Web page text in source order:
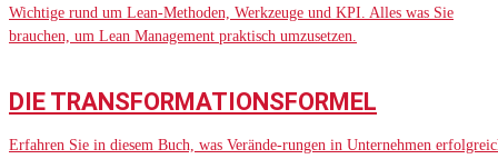
Wichtige rund um Lean-Methoden, Werkzeuge und KPI. Alles was Sie
brauchen, um Lean Management praktisch umzusetzen.
DIE TRANSFORMATIONSFORMEL
Erfahren Sie in diesem Buch, was Verände-rungen in Unternehmen